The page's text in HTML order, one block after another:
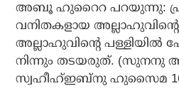
അബൂ ഹുറൈറ പറയുന്നു:
വനിതകളായ
അല്ലാഹുവിന്റെ
നിന്നും തടയരുത്. (സുനനു
സ്വഹീഹ്ഇബ്നു ഹുസൈമ